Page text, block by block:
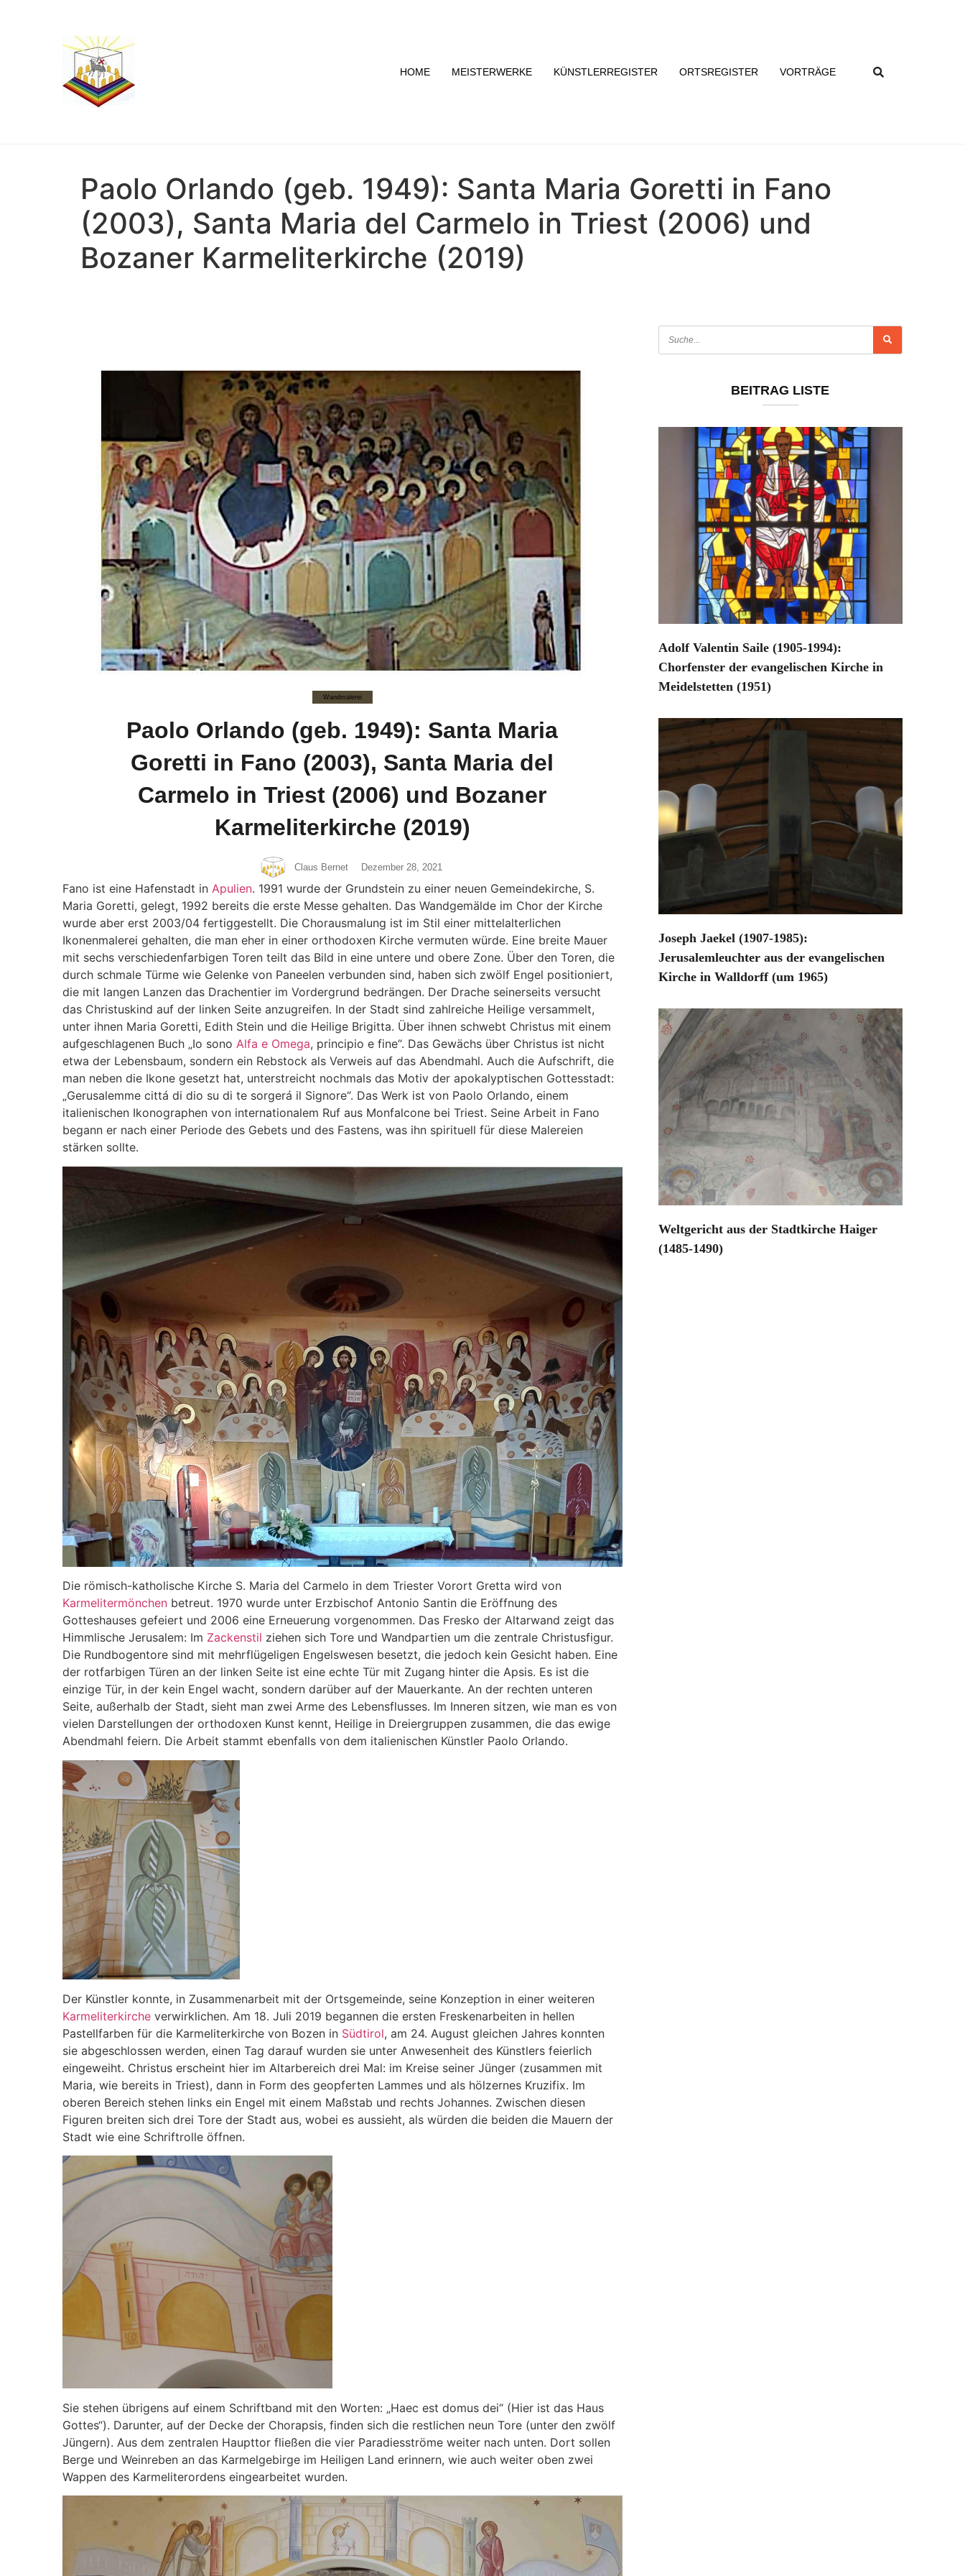
HOME MEISTERWERKE KÜNSTLERREGISTER ORTSREGISTER VORTRÄGE
Paolo Orlando (geb. 1949): Santa Maria Goretti in Fano
(2003), Santa Maria del Carmelo in Triest (2006) und
Bozaner Karmeliterkirche (2019)
Wandmalerei
Paolo Orlando (geb. 1949): Santa Maria
Goretti in Fano (2003), Santa Maria del
Carmelo in Triest (2006) und Bozaner
Karmeliterkirche (2019)
Claus Bernet Dezember 28, 2021
Fano ist eine Hafenstadt in Apulien. 1991 wurde der Grundstein zu einer neuen Gemeindekirche, S.
Maria Goretti, gelegt, 1992 bereits die erste Messe gehalten. Das Wandgemälde im Chor der Kirche
wurde aber erst 2003/04 fertiggestellt. Die Chorausmalung ist im Stil einer mittelalterlichen
Ikonenmalerei gehalten, die man eher in einer orthodoxen Kirche vermuten würde. Eine breite Mauer
mit sechs verschiedenfarbigen Toren teilt das Bild in eine untere und obere Zone. Über den Toren, die
durch schmale Türme wie Gelenke von Paneelen verbunden sind, haben sich zwölf Engel positioniert,
die mit langen Lanzen das Drachentier im Vordergrund bedrängen. Der Drache seinerseits versucht
das Christuskind auf der linken Seite anzugreifen. In der Stadt sind zahlreiche Heilige versammelt,
unter ihnen Maria Goretti, Edith Stein und die Heilige Brigitta. Über ihnen schwebt Christus mit einem
aufgeschlagenen Buch „Io sono Alfa e Omega, principio e fine“. Das Gewächs über Christus ist nicht
etwa der Lebensbaum, sondern ein Rebstock als Verweis auf das Abendmahl. Auch die Aufschrift, die
man neben die Ikone gesetzt hat, unterstreicht nochmals das Motiv der apokalyptischen Gottesstadt:
„Gerusalemme cittá di dio su di te sorgerá il Signore“. Das Werk ist von Paolo Orlando, einem
italienischen Ikonographen von internationalem Ruf aus Monfalcone bei Triest. Seine Arbeit in Fano
begann er nach einer Periode des Gebets und des Fastens, was ihn spirituell für diese Malereien
stärken sollte.
Die römisch-katholische Kirche S. Maria del Carmelo in dem Triester Vorort Gretta wird von
Karmelitermönchen betreut. 1970 wurde unter Erzbischof Antonio Santin die Eröffnung des
Gotteshauses gefeiert und 2006 eine Erneuerung vorgenommen. Das Fresko der Altarwand zeigt das
Himmlische Jerusalem: Im Zackenstil ziehen sich Tore und Wandpartien um die zentrale Christusfigur.
Die Rundbogentore sind mit mehrflügeligen Engelswesen besetzt, die jedoch kein Gesicht haben. Eine
der rotfarbigen Türen an der linken Seite ist eine echte Tür mit Zugang hinter die Apsis. Es ist die
einzige Tür, in der kein Engel wacht, sondern darüber auf der Mauerkante. An der rechten unteren
Seite, außerhalb der Stadt, sieht man zwei Arme des Lebensflusses. Im Inneren sitzen, wie man es von
vielen Darstellungen der orthodoxen Kunst kennt, Heilige in Dreiergruppen zusammen, die das ewige
Abendmahl feiern. Die Arbeit stammt ebenfalls von dem italienischen Künstler Paolo Orlando.
Der Künstler konnte, in Zusammenarbeit mit der Ortsgemeinde, seine Konzeption in einer weiteren
Karmeliterkirche verwirklichen. Am 18. Juli 2019 begannen die ersten Freskenarbeiten in hellen
Pastellfarben für die Karmeliterkirche von Bozen in Südtirol, am 24. August gleichen Jahres konnten
sie abgeschlossen werden, einen Tag darauf wurden sie unter Anwesenheit des Künstlers feierlich
eingeweiht. Christus erscheint hier im Altarbereich drei Mal: im Kreise seiner Jünger (zusammen mit
Maria, wie bereits in Triest), dann in Form des geopferten Lammes und als hölzernes Kruzifix. Im
oberen Bereich stehen links ein Engel mit einem Maßstab und rechts Johannes. Zwischen diesen
Figuren breiten sich drei Tore der Stadt aus, wobei es aussieht, als würden die beiden die Mauern der
Stadt wie eine Schriftrolle öffnen.
Sie stehen übrigens auf einem Schriftband mit den Worten: „Haec est domus dei“ (Hier ist das Haus
Gottes“). Darunter, auf der Decke der Chorapsis, finden sich die restlichen neun Tore (unter den zwölf
Jüngern). Aus dem zentralen Haupttor fließen die vier Paradiesströme weiter nach unten. Dort sollen
Berge und Weinreben an das Karmelgebirge im Heiligen Land erinnern, wie auch weiter oben zwei
Wappen des Karmeliterordens eingearbeitet wurden.
BEITRAG LISTE
Adolf Valentin Saile (1905-1994):
Chorfenster der evangelischen Kirche in
Meidelstetten (1951)
Joseph Jaekel (1907-1985):
Jerusalemleuchter aus der evangelischen
Kirche in Walldorff (um 1965)
Weltgericht aus der Stadtkirche Haiger
(1485-1490)